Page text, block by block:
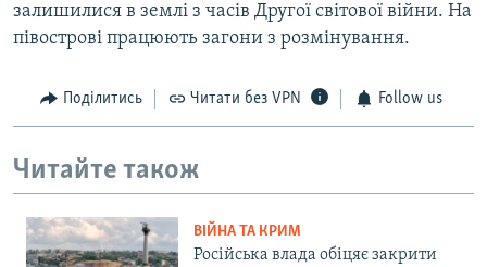
залишилися в землі з часів Другої світової війни. На
півострові працюють загони з розмінування.
Поділитись Читати без VPN Follow us
Читайте також
ВІЙНА ТА КРИМ
Російська влада обіцяє закрити